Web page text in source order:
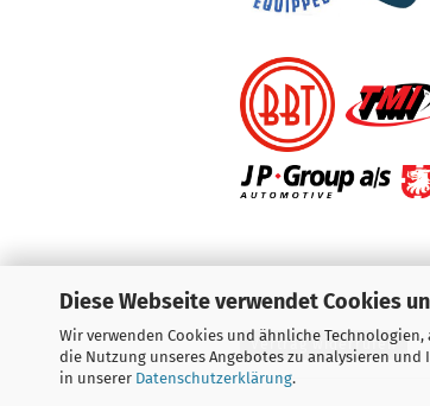
Diese Webseite verwendet Cookies
Wir verwenden Cookies und ähnliche
die Nutzung unseres Angebotes zu analysieren
in unserer Datenschutzerklärung.
Vertrag widerrufen